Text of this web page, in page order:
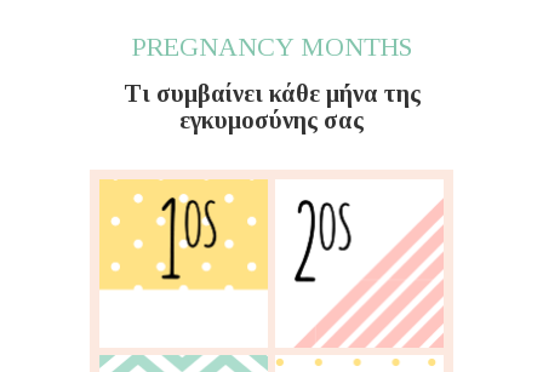
PREGNANCY MONTHS
Τι συμβαίνει κάθε μήνα της
εγκυμοσύνης σας